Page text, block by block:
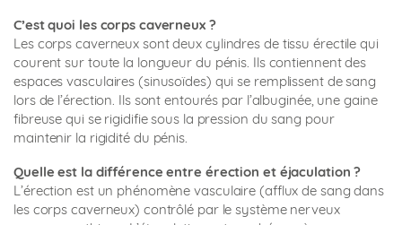
C’est quoi les corps caverneux ?
Les corps caverneux sont deux cylindres de tissu érectile qui
courent sur toute la longueur du pénis. Ils contiennent des
espaces vasculaires (sinusoïdes) qui se remplissent de sang
lors de l’érection. Ils sont entourés par l’albuginée, une gaine
fibreuse qui se rigidifie sous la pression du sang pour
maintenir la rigidité du pénis.
Quelle est la différence entre érection et éjaculation ?
L’érection est un phénomène vasculaire (afflux de sang dans
les corps caverneux) contrôlé par le système nerveux